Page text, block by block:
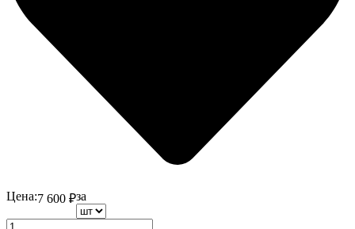
Цена:7 600 ₽за